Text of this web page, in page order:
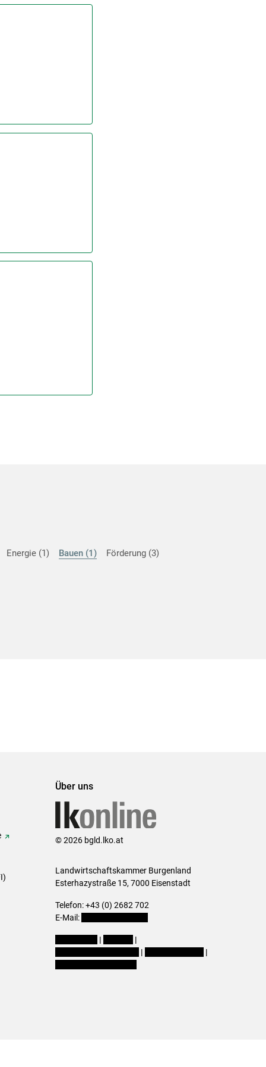
Energie 1 Bauen 1 Förderung 3
Über uns
© 2026 bgld.lko.at
Landwirtschaftskammer Burgenland
Esterhazystraße 15, 7000 Eisenstadt
Telefon: +43 (0) 2682 702
E-Mail:
|
|
|
|